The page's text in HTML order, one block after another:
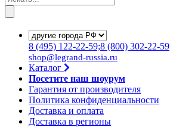
8 (495) 122-22-59;8 (800) 302-22-59
shop@legrand-russia.ru
Каталог
Посетите наш шоурум
Гарантия от производителя
Политика конфиденциальности
Доставка и оплата
Доставка в регионы